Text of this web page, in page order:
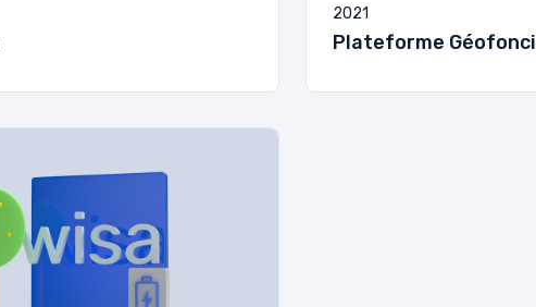
2021
Plateforme